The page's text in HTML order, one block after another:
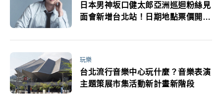
日本男神坂口健太郎亞洲巡迴粉絲見
面會新增台北站！日期地點票價開賣
玩樂
台北流行音樂中心玩什麼？音樂表演
主題策展市集活動新計畫新階段